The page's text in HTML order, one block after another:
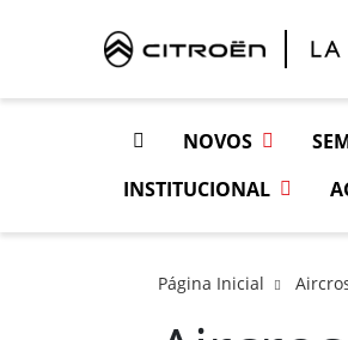
NOVOS
INSTITUCIONAL
Página Inicial